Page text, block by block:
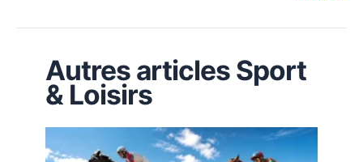
Autres articles Sport
& Loisirs